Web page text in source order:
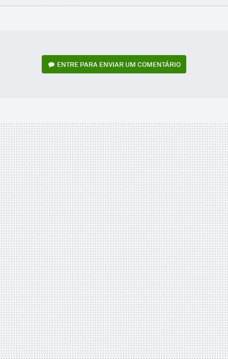
FACEBOOK
TWITTERFLIPBOARD
E-
WHATSAPP
ENTRE PARA ENVIAR UM COMENTÁRIO